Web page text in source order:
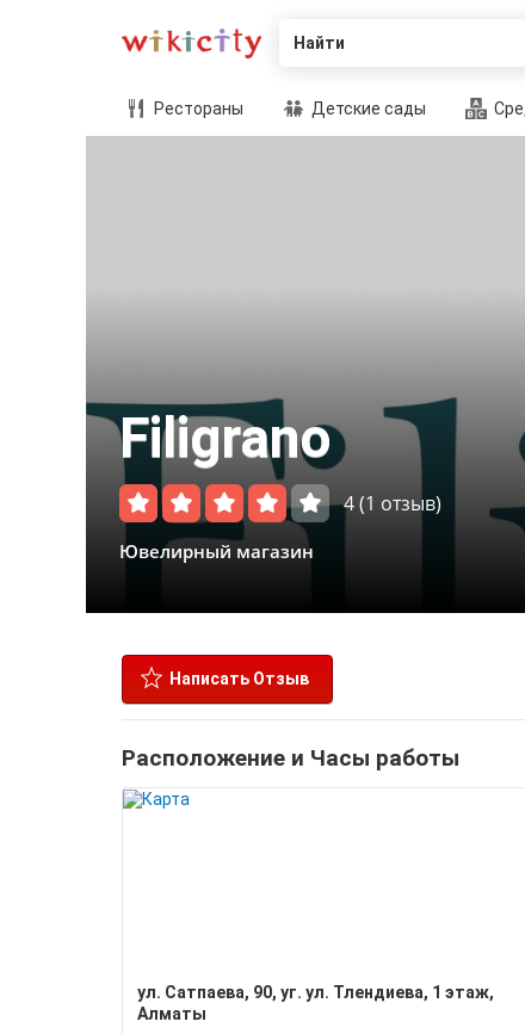
Найти
Рестораны Детские сады
Filigrano
4(1 отзыв)
Ювелирный магазин
Написать Отзыв
Расположение и Часы работы
ул. Сатпаева, 90, уг. ул. Тлендиева, 1 этаж,
Алматы